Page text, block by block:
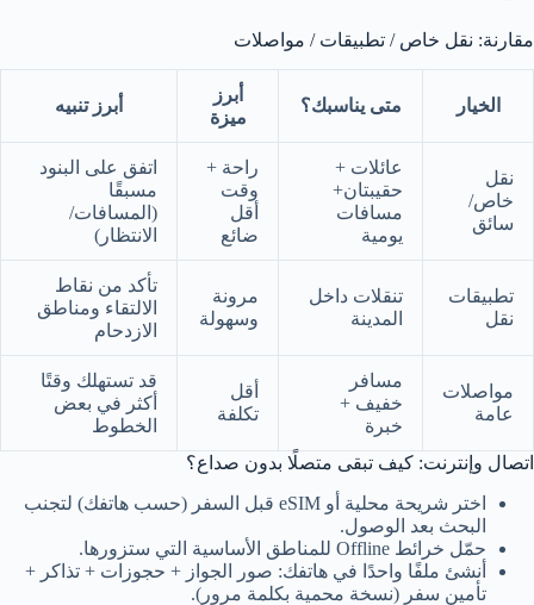
مقارنة: نقل خاص / تطبيقات / مواصلات
الخيار متى يناسبك؟
أبرز
ميزة
أبرز تنبيه
نقل
خاص/
سائق
عائلات +
حقيبتان+
مسافات
يومية
راحة +
وقت
أقل
ضائع
اتفق على البنود
مسبقًا
(المسافات/
الانتظار)
تطبيقات
نقل
تنقلات داخل
المدينة
مرونة
وسهولة
تأكد من نقاط
الالتقاء ومناطق
الازدحام
مواصلات
عامة
مسافر
خفيف +
خبرة
أقل
تكلفة
قد تستهلك وقتًا
أكثر في بعض
الخطوط
اتصال وإنترنت: كيف تبقى متصلًا بدون صداع؟
اختر شريحة محلية أو eSIM قبل السفر (حسب هاتفك) لتجنب
البحث بعد الوصول.
حمّل خرائط Offline للمناطق الأساسية التي ستزورها.
أنشئ ملفًا واحدًا في هاتفك: صور الجواز + حجوزات + تذاكر +
تأمين سفر (نسخة محمية بكلمة مرور).